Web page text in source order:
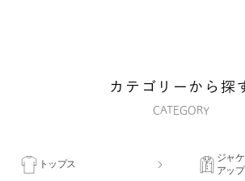
カテゴリーから探
CATEGORY
トップス
ジャ
アップ